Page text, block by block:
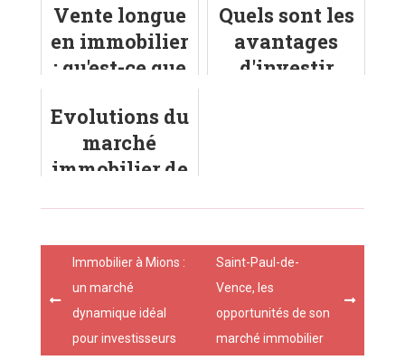
comment
changer
d'opérateur
en-Caux ?
Vente longue
en immobilier
: qu'est-ce que
Quels sont les
avantages
d'investir
Evolutions du
marché
immobilier de
Post
navigation
Immobilier à Mions :
un marché
dynamique idéal
pour investisseurs
Saint-Paul-de-
Vence, les
opportunités de son
marché immobilier